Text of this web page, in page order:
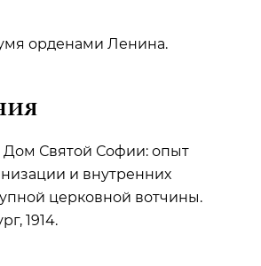
орденами Ленина.
Дом Святой Софии: опыт
и внутренних
церковной вотчины.
1914.